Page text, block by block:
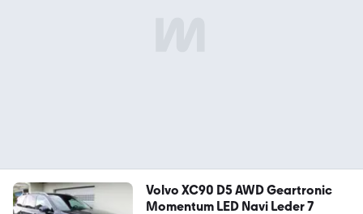
Volvo XC90 D5 AWD Geartronic
Momentum LED Navi Leder 7